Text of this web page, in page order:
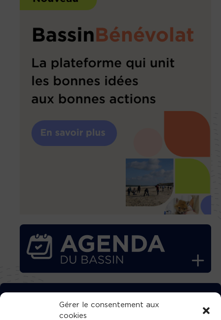
Gérer le consentement aux
cookies
TÉLÉCHARGEZ GRATUITEMENT